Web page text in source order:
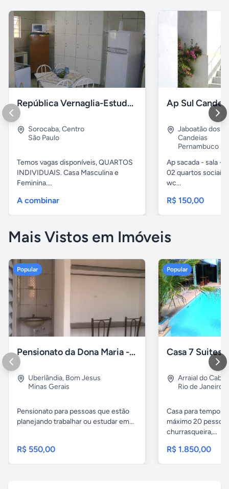
República Vernaglia-Estudantes e ou Trabalhadores
Sorocaba,Centro
São Paulo
Temos vagas disponíveis, QUARTOS
INDIVIDUAIS. Casa Masculina e
Feminina....
A combinar
Ap Sul
Jaboatão dos
Candeias
Pernambuco
Ap sacada - sala -
02 quartos
wc...
R$ 150,00
Mais Vistos em Imóveis
Popular
Pensionato da Dona Maria - Uberlândia/MG
Uberlândia, Bom Jesus
Minas Gerais
Pensionato para pessoas que estão
planejando trabalhar ou estudar em...
R$ 550,00
Popular
Arraial do Cabo
Rio de Janeiro
Casa para
máximo 20
churrasqueira,...
R$ 1.850,00